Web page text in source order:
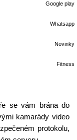
Google play
Whatsapp
Novinky
Fitness
se vám brána do
kamarády video
protokolu,